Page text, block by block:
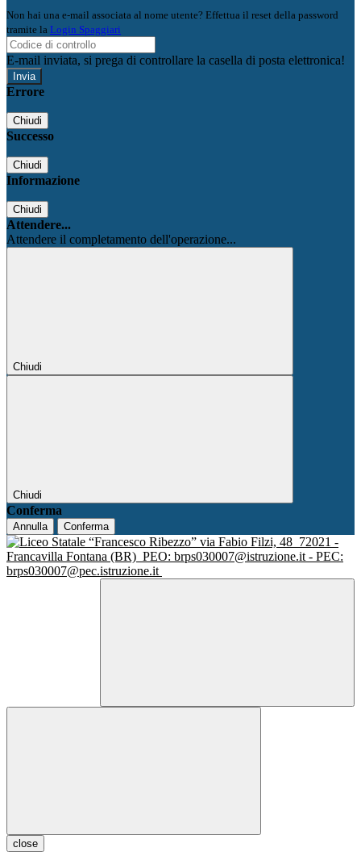
Non hai una e-mail associata al nome utente? Effettua il reset della password
tramite la Login Spaggiari
E-mail inviata, si prega di controllare la casella di posta elettronica!
Errore
Chiudi
Successo
Chiudi
Informazione
Chiudi
Attendere...
Attendere il completamento dell'operazione...
Chiudi
Chiudi
Conferma
Annulla Conferma
via Fabio Filzi, 48 72021 -
Francavilla Fontana (BR) PEO: brps030007@istruzione.it - PEC:
brps030007@pec.istruzione.it
close